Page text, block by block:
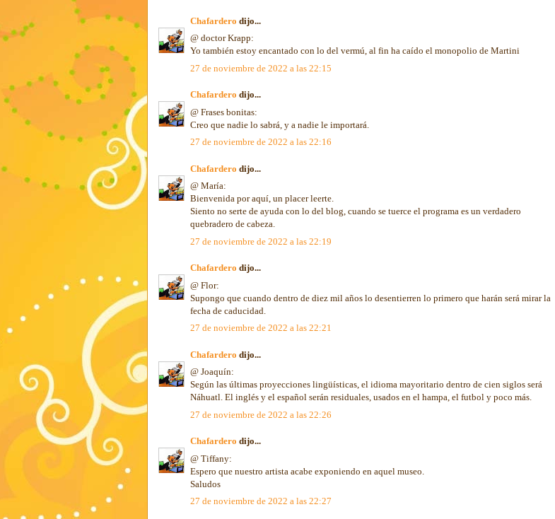
Chafardero dijo...
@ doctor Krapp:
Yo también estoy encantado con lo del vermú, al fin ha caído el monopolio de Martini
27 de noviembre de 2022 a las 22:15
Chafardero dijo...
@ Frases bonitas:
Creo que nadie lo sabrá, y a nadie le importará.
27 de noviembre de 2022 a las 22:16
Chafardero dijo...
@ María:
Bienvenida por aquí, un placer leerte.
Siento no serte de ayuda con lo del blog, cuando se tuerce el programa es un verdadero
quebradero de cabeza.
27 de noviembre de 2022 a las 22:19
Chafardero dijo...
@ Flor:
Supongo que cuando dentro de diez mil años lo desentierren lo primero que harán será mirar la
fecha de caducidad.
27 de noviembre de 2022 a las 22:21
Chafardero dijo...
@ Joaquín:
Según las últimas proyecciones lingüísticas, el idioma mayoritario dentro de cien siglos será
Náhuatl. El inglés y el español serán residuales, usados en el hampa, el futbol y poco más.
27 de noviembre de 2022 a las 22:26
Chafardero dijo...
@ Tiffany:
Espero que nuestro artista acabe exponiendo en aquel museo.
Saludos
27 de noviembre de 2022 a las 22:27